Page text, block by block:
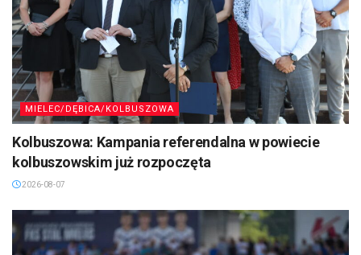
MIELEC/DĘBICA/KOLBUSZOWA
Kolbuszowa: Kampania referendalna w powiecie
kolbuszowskim już rozpoczęta
2026-08-07